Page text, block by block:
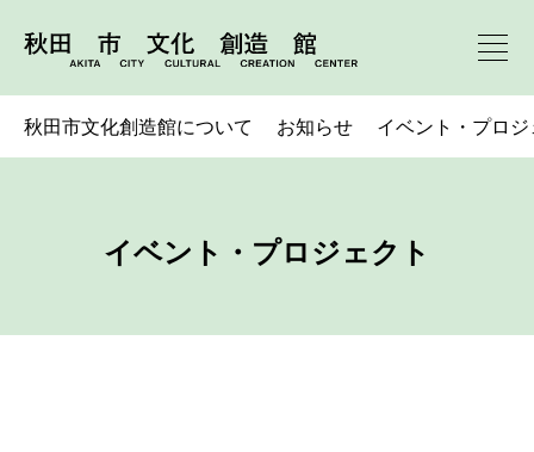
秋田市文化創造館について お知らせ イベント・プロ
イベント・プロジェクト